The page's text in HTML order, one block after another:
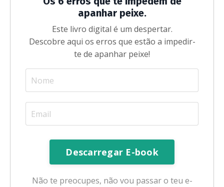
apanhar peixe.
Este livro digital é um despertar.
Descobre aqui os erros que estão a impedir-
te de apanhar peixe!
Não te preocupes, não vou passar o teu e-